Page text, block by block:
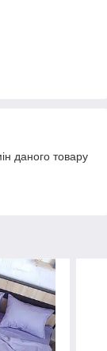
даного товару